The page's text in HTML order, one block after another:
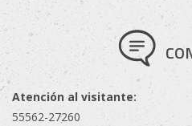
Atención al visitante:
55562-27260